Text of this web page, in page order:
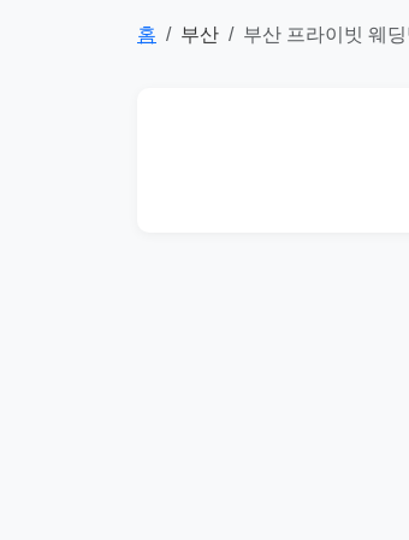
홈 부산 부산 프라이빗 웨딩